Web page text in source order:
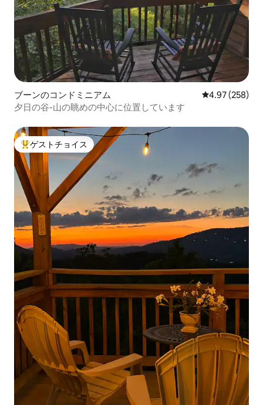
ブーンのコンドミニアム レビュー258
4.97 (258)
夕日の谷-山の眺めの中心に位置しています
大好評のゲストチョイスです。
ゲストチョイス